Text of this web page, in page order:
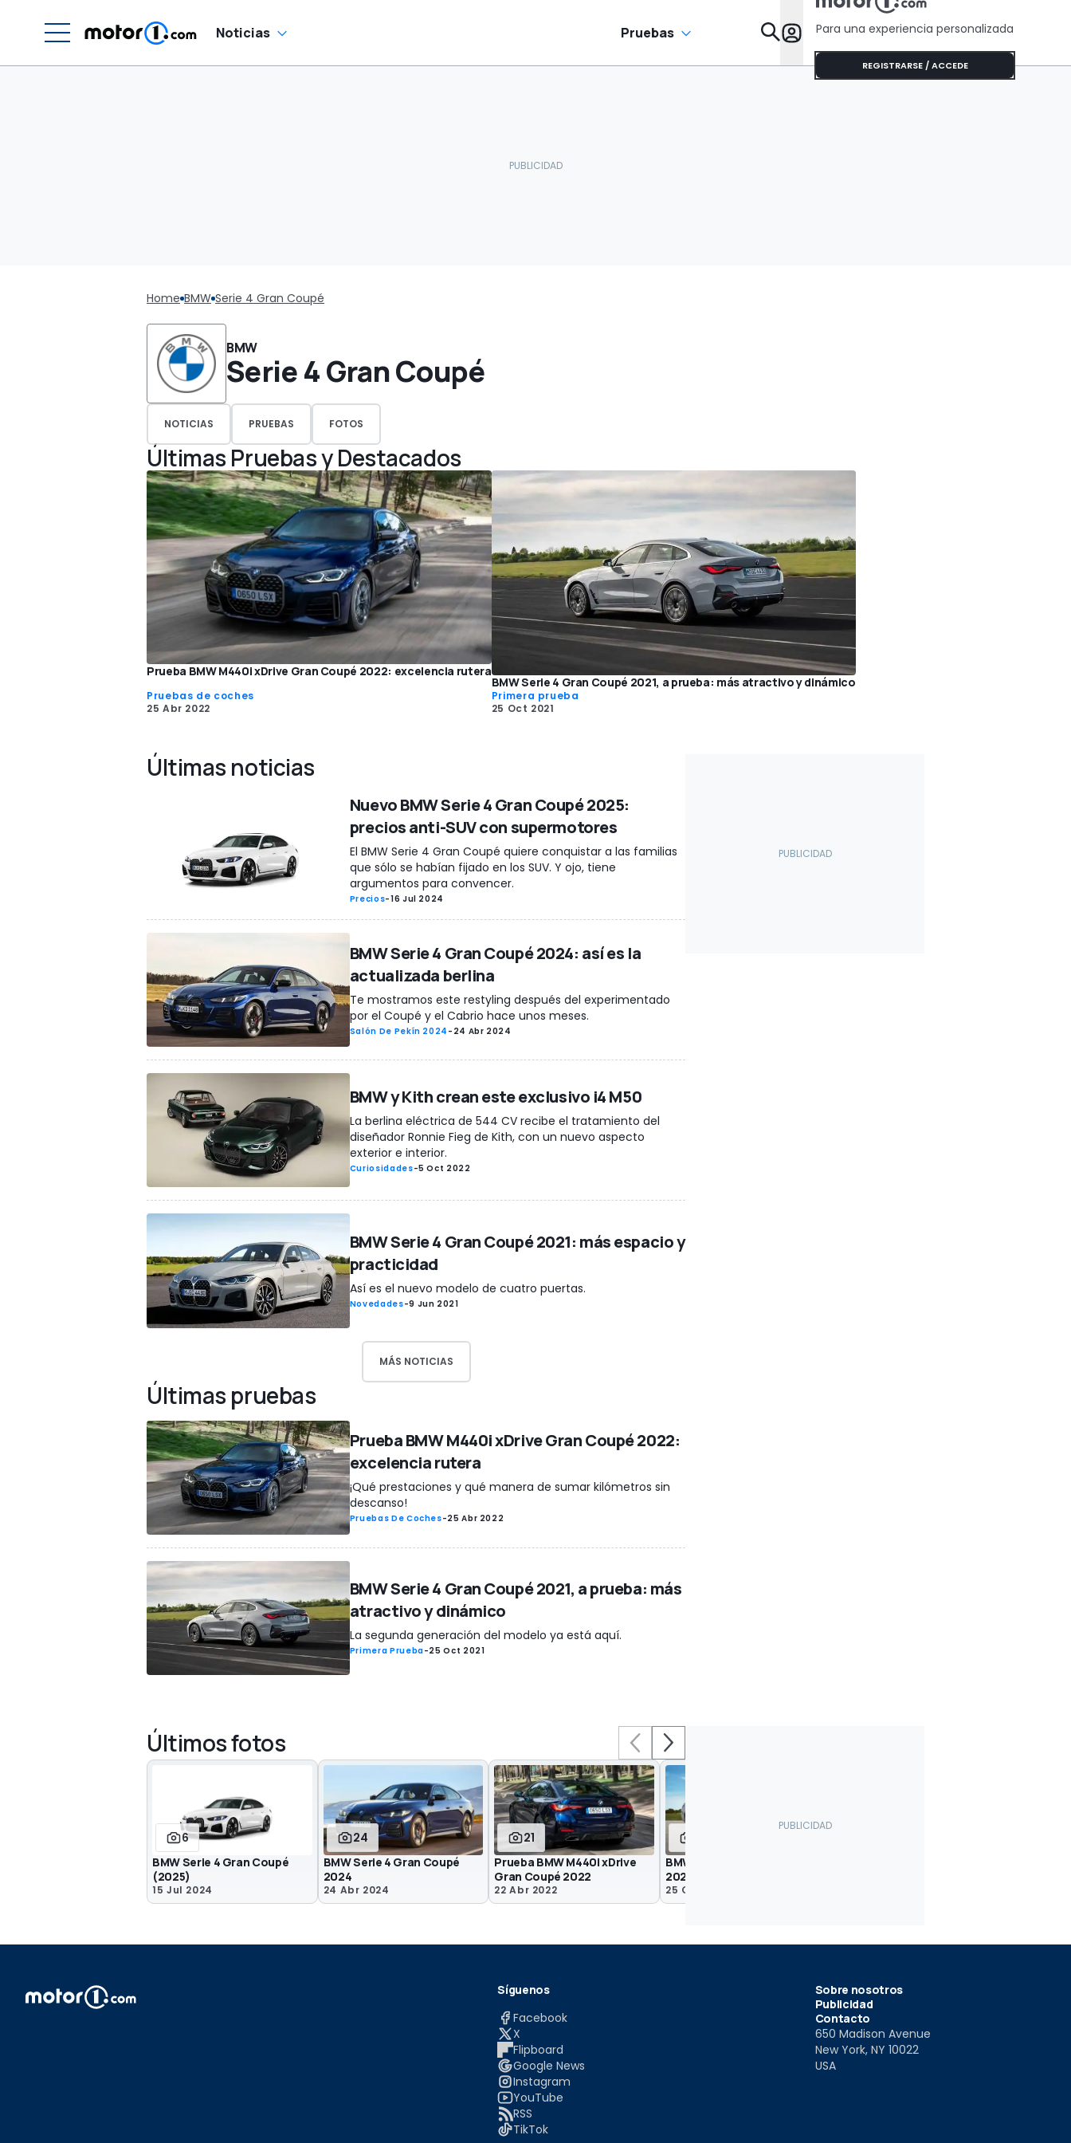
Noticias Pruebas Para una experiencia personalizada
REGISTRARSE / ACCEDE
Home BMW Serie 4 Gran Coupé
BMW
Serie 4 Gran Coupé
NOTICIAS PRUEBAS FOTOS
Últimas Pruebas y Destacados
Prueba BMW M440i xDrive Gran Coupé 2022: excelencia rutera
Pruebas de coches
25 Abr 2022
BMW Serie 4 Gran Coupé 2021, a prueba: más atractivo y dinámico
Primera prueba
25 Oct 2021
Últimas noticias
Nuevo BMW Serie 4 Gran Coupé 2025:
precios anti-SUV con supermotores
El BMW Serie 4 Gran Coupé quiere conquistar a las familias
que sólo se habían fijado en los SUV. Y ojo, tiene
argumentos para convencer.
Precios-16 Jul 2024
BMW Serie 4 Gran Coupé 2024: así es la
actualizada berlina
Te mostramos este restyling después del experimentado
por el Coupé y el Cabrio hace unos meses.
Salón De Pekín 2024 - 24 Abr 2024
BMW y Kith crean este exclusivo i4 M50
La berlina eléctrica de 544 CV recibe el tratamiento del
diseñador Ronnie Fieg de Kith, con un nuevo aspecto
exterior e interior.
Curiosidades-5 Oct 2022
BMW Serie 4 Gran Coupé 2021: más espacio y
practicidad
Así es el nuevo modelo de cuatro puertas.
Novedades-9 Jun 2021
MÁS NOTICIAS
Últimas pruebas
Prueba BMW M440i xDrive Gran Coupé 2022:
excelencia rutera
¡Qué prestaciones y qué manera de sumar kilómetros sin
descanso!
Pruebas De Coches-25 Abr 2022
BMW Serie 4 Gran Coupé 2021, a prueba: más
atractivo y dinámico
La segunda generación del modelo ya está aquí.
Primera Prueba-25 Oct 2021
Últimos fotos
6
BMW Serie 4 Gran Coupé
(2025)
15 Jul 2024
24
BMW Serie 4 Gran Coupé
2024
24 Abr 2024
21
Prueba BMW M440i xDrive
Gran Coupé 2022
22 Abr 2022
BMW Serie 4 Gran Coupé
2021, prueba
25 Oct 2021
Síguenos
Facebook
X
Flipboard
Google News
Instagram
YouTube
RSS
TikTok
Sobre nosotros
Publicidad
Contacto
650 Madison Avenue
New York, NY 10022
USA